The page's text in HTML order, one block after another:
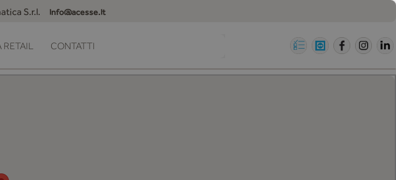
S.r.l. info@acesse.it
RETAIL CONTATTI